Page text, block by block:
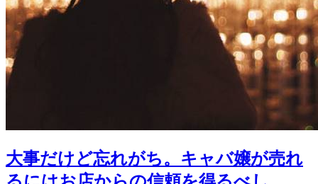
大事だけど忘れがち。キャバ嬢が売れ